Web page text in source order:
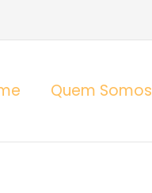
Quem Somos